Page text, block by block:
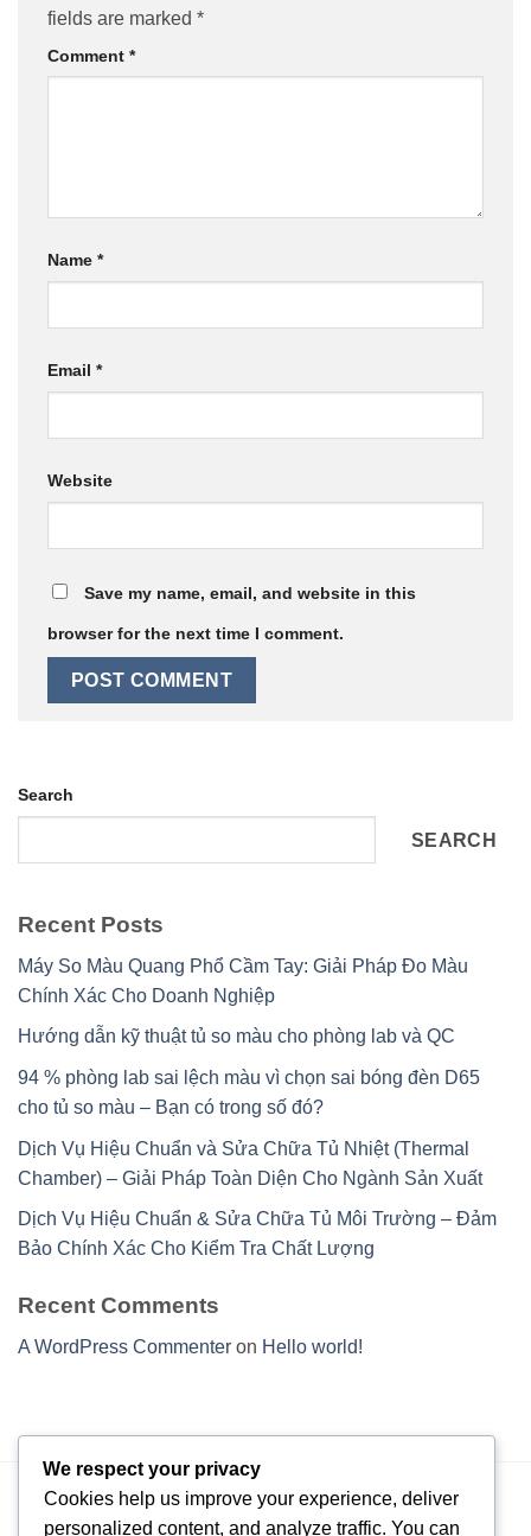
fields are marked *
Comment *
Name *
Email *
Website
Save my name, email, and website in this
browser for the next time I comment.
Search
SEARCH
Recent Posts
Máy So Màu Quang Phổ Cầm Tay: Giải Pháp Đo Màu
Chính Xác Cho Doanh Nghiệp
Hướng dẫn kỹ thuật tủ so màu cho phòng lab và QC
94 % phòng lab sai lệch màu vì chọn sai bóng đèn D65
cho tủ so màu – Bạn có trong số đó?
Dịch Vụ Hiệu Chuẩn và Sửa Chữa Tủ Nhiệt (Thermal
Chamber) – Giải Pháp Toàn Diện Cho Ngành Sản Xuất
Dịch Vụ Hiệu Chuẩn & Sửa Chữa Tủ Môi Trường – Đảm
Bảo Chính Xác Cho Kiểm Tra Chất Lượng
Recent Comments
A WordPress Commenter on Hello world!
We respect your privacy
Cookies help us improve your experience, deliver
personalized content, and analyze traffic. You can